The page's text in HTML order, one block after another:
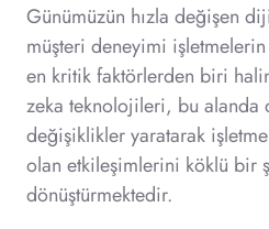
Günümüzün hızla değişen
müşteri deneyimi işletmelerin
en kritik faktörlerden biri
zeka teknolojileri, bu
değişiklikler yaratarak
olan etkileşimlerini köklü bir
dönüştürmektedir.